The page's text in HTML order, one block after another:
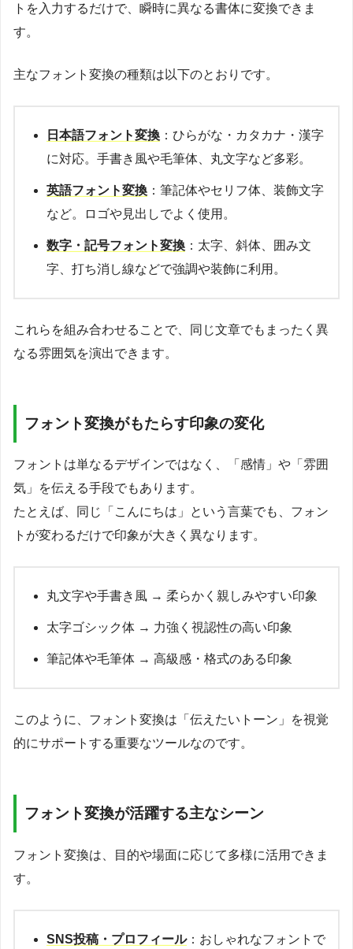
トを入力するだけで、瞬時に異なる書体に変換できま
す。
主なフォント変換の種類は以下のとおりです。
日本語フォント変換 ：ひらがな・カタカナ・漢字
に対応。手書き風や毛筆体、丸文字など多彩。
英語フォント変換 ：筆記体やセリフ体、装飾文字
など。ロゴや見出しでよく使用。
数字・記号フォント変換 ：太字、斜体、囲み文
字、打ち消し線などで強調や装飾に利用。
これらを組み合わせることで、同じ文章でもまったく異
なる雰囲気を演出できます。
フォント変換がもたらす印象の変化
フォントは単なるデザインではなく、「感情」や「雰囲
気」を伝える手段でもあります。
たとえば、同じ「こんにちは」という言葉でも、フォン
トが変わるだけで印象が大きく異なります。
丸文字や手書き風 → 柔らかく親しみやすい印象
太字ゴシック体 → 力強く視認性の高い印象
筆記体や毛筆体 → 高級感・格式のある印象
このように、フォント変換は「伝えたいトーン」を視覚
的にサポートする重要なツールなのです。
フォント変換が活躍する主なシーン
フォント変換は、目的や場面に応じて多様に活用できま
す。
SNS投稿・プロフィール：おしゃれなフォントで